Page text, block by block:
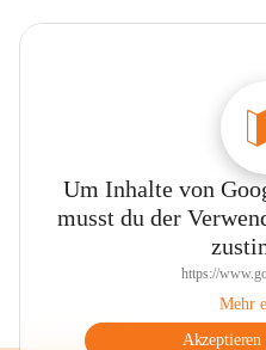
Um Inhalte von
musst du der
https://
Mehr
Akzeptieren